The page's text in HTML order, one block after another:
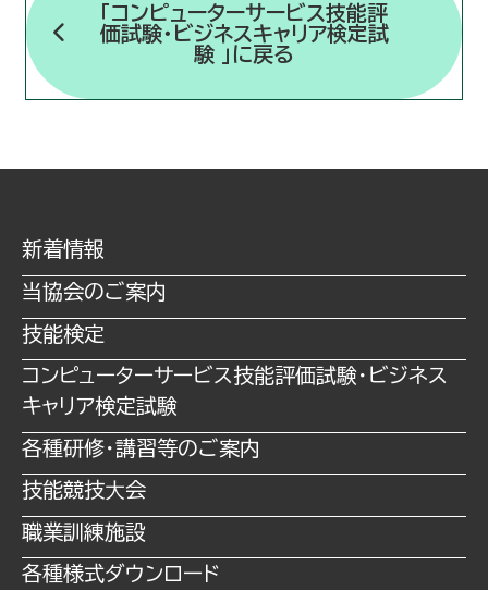
「コンピューターサービス技能評
価試験・ビジネスキャリア検定試
験 」に戻る
新着情報
当協会のご案内
技能検定
コンピューターサービス技能評価試験・ビジネス
キャリア検定試験
各種研修・講習等のご案内
技能競技⼤会
職業訓練施設
各種様式ダウンロード